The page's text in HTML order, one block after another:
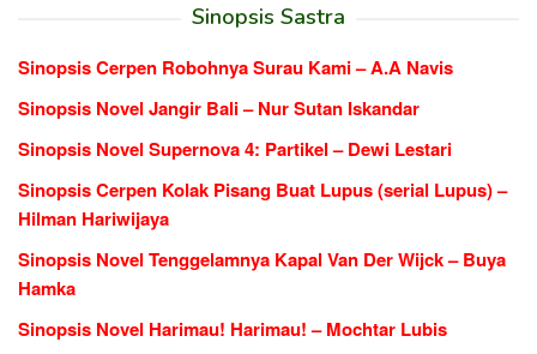
Sinopsis Sastra
Sinopsis Cerpen Robohnya Surau Kami – A.A Navis
Sinopsis Novel Jangir Bali – Nur Sutan Iskandar
Sinopsis Novel Supernova 4: Partikel – Dewi Lestari
Sinopsis Cerpen Kolak Pisang Buat Lupus (serial Lupus) –
Hilman Hariwijaya
Sinopsis Novel Tenggelamnya Kapal Van Der Wijck – Buya
Hamka
Sinopsis Novel Harimau! Harimau! – Mochtar Lubis